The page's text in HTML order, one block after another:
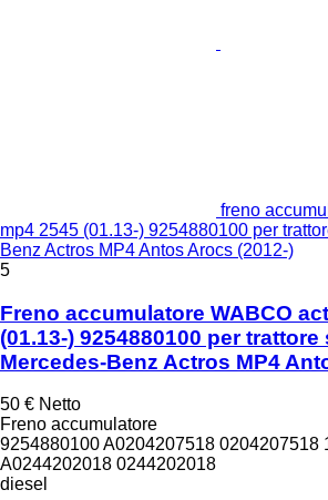
freno
mp4 2545 (01.13-) 9254880100 per
Benz Actros MP4 Antos Arocs (2012-)
5
Freno accumulatore WABCO
(01.13-) 9254880100 per trattore
Mercedes-Benz Actros MP4
50 € Netto
Freno accumulatore
9254880100 A0204207518 0204207518
A0244202018 0244202018
diesel